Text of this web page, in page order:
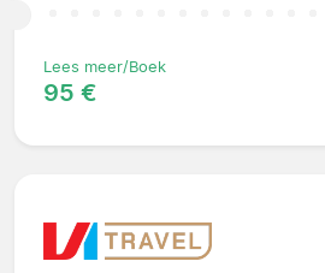
Lees meer/Boek
95 €